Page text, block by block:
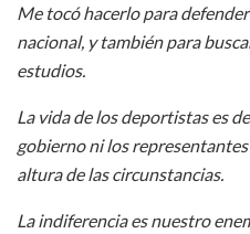
Me tocó hacerlo para
nacional, y también para
estudios.
La vida de los deportistas es
gobierno ni los
altura de las circunstancias.
La indiferencia es nuestro